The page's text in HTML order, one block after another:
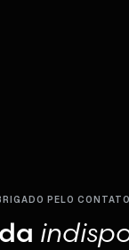
PELO CONTATO